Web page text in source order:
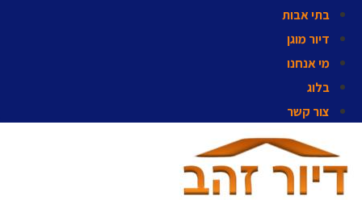
בתי אבות
דיור מוגן
מי אנחנו
בלוג
צור קשר